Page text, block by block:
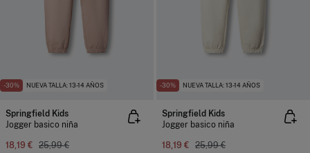
-30% NUEVA TALLA: 13-14 AÑOS
Springfield Kids
Jogger basico niña
18,19 € 25,99 €
-30% NUEVA TALLA: 13-14 AÑOS
Springfield Kids
Jogger basico niña
18,19 € 25,99 €